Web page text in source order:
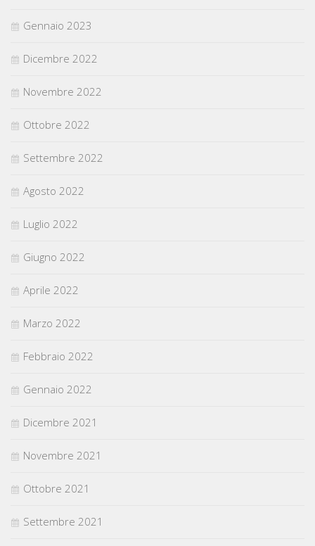
Gennaio 2023
Dicembre 2022
Novembre 2022
Ottobre 2022
Settembre 2022
Agosto 2022
Luglio 2022
Giugno 2022
Aprile 2022
Marzo 2022
Febbraio 2022
Gennaio 2022
Dicembre 2021
Novembre 2021
Ottobre 2021
Settembre 2021